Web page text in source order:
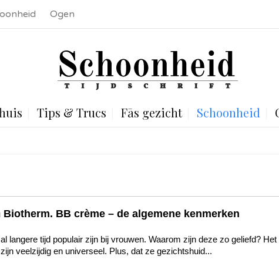
Ogen
Tips & Trucs Fās gezicht Schoonheid
BB crème – de algemene kenmerken
langere tijd populair zijn bij vrouwen. Waarom zijn deze zo geliefd? Het
veelzijdig en universeel. Plus, dat ze gezichtshuid...